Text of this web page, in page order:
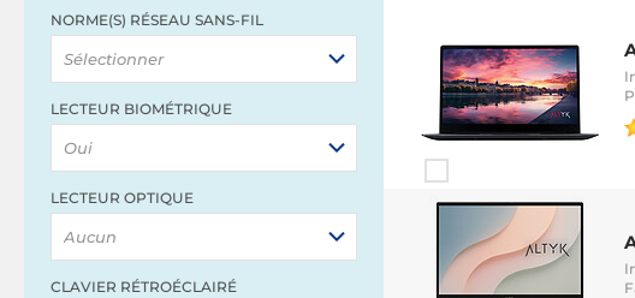
NORME(S) RÉSEAU SANS-FIL
Sélectionner
LECTEUR BIOMÉTRIQUE
Oui
LECTEUR OPTIQUE
Aucun
CLAVIER RÉTROÉCLAIRÉ